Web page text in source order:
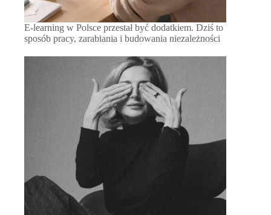
E-learning w Polsce przestał być dodatkiem. Dziś to
sposób pracy, zarabiania i budowania niezależności